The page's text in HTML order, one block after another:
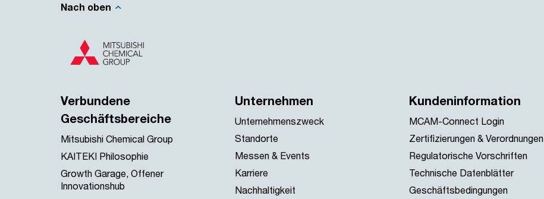
Nach oben
Verbundene
Geschäftsbereiche
Mitsubishi Chemical Group
KAITEKI Philosophie
Growth Garage, Offener
Innovationshub
Unternehmen
Unternehmenszweck
Standorte
Messen & Events
Karriere
Nachhaltigkeit
Kundeninformation
MCAM-Connect Login
Zertifizierungen & Verordnungen
Regulatorische Vorschriften
Technische Datenblätter
Geschäftsbedingungen